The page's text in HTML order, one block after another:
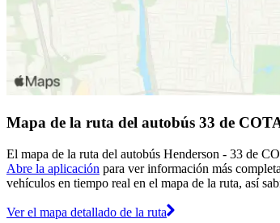
Mapa de la ruta del autobús 33 de
El mapa de la ruta del autobús Henderson - 33 de
Abre la aplicación para ver información más
vehículos en tiempo real en el mapa de la ruta, así
Ver el mapa detallado de la ruta